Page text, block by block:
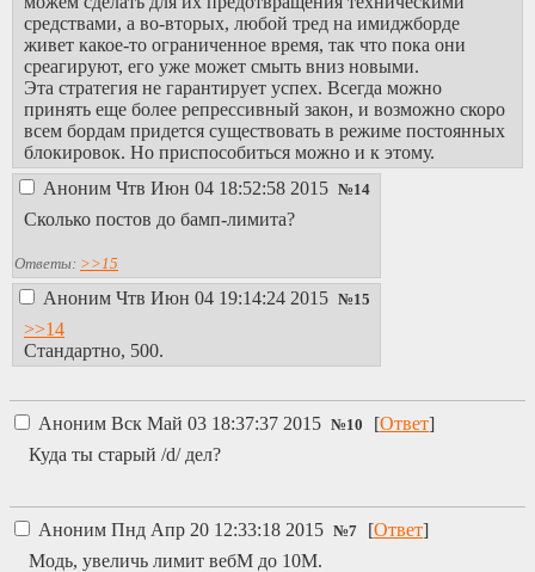
средствами, а во-вторых, любой тред на имиджборде
живет какое-то ограниченное время, так что пока они
среагируют, его уже может смыть вниз новыми.
Эта стратегия не гарантирует успех. Всегда можно
принять еще более репрессивный закон, и возможно скоро
всем бордам придется существовать в режиме постоянных
блокировок. Но приспособиться можно и к этому.
Аноним Чтв Июн 04 18:52:58 2015 №14
Сколько постов до бамп-лимита?
Ответы: >>15
Аноним Чтв Июн 04 19:14:24 2015 №15
>>14
Стандартно, 500.
Аноним Вск Май 03 18:37:37 2015 №10 [Ответ]
Куда ты старый /d/ дел?
Аноним Пнд Апр 20 12:33:18 2015 №7 [Ответ]
Модь, увеличь лимит вебМ до 10М.